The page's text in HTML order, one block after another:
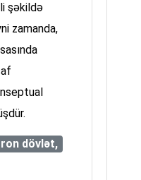
şəkildə
zamanda,
dövlət,